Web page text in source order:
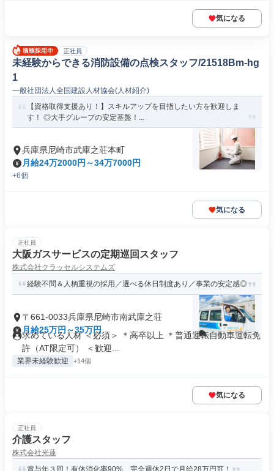
気になる
正社員
未経験からできる消防設備の点検スタッフ/21518Bm-hg
1
一般社団法人全国建設人材協会(人材紹介)
【資格取得支援あり！】スキルアップを目指したい方を歓迎しま
す！ ◎大手グループの安定基盤！...
兵庫県尼崎市武庫之荘本町
月給24万2000円～34万7000円
+6個
気になる
正社員
大阪ガスサービスの定期巡回スタッフ
株式会社クラッセルシステムズ
経験不問＆人柄重視の採用／選べる休日制度あり／事業の安定感◎
〒661-0033兵庫県尼崎市南武庫之荘
月給25万円～35万円
求めている人材 ＜必須＞ ＊高卒以上 ＊普通運転自動車運転免
許（AT限定可） ＜歓迎...
業界未経験歓迎 +14個
気になる
正社員
介護スタッフ
株式会社光蓮
賞与年３回！有休消化率90%、完全週休2日で月給28万円可！